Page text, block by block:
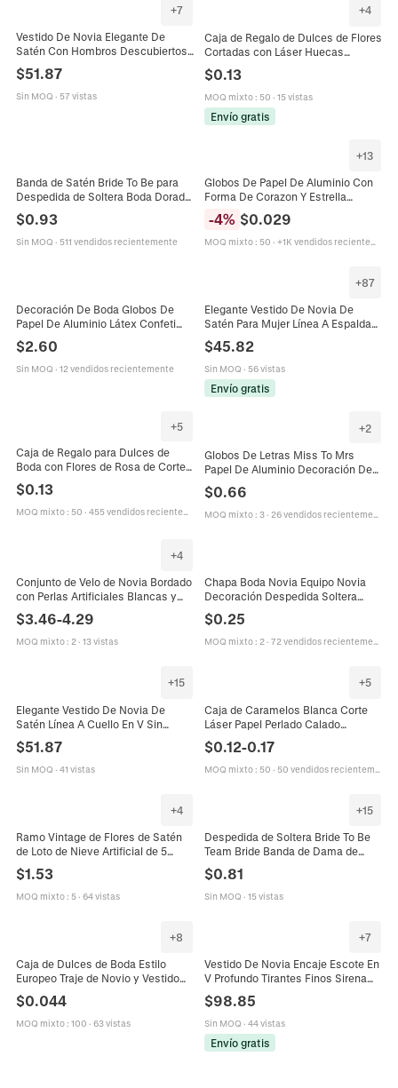
+7
Vestido De Novia Elegante De
Satén Con Hombros Descubiertos
Cuello En V Corte Sirena Vestido
Formal Para Mujer
$51.87
Sin MOQ · 57 vistas
+4
Caja de Regalo de Dulces de Flores
Cortadas con Láser Huecas
Caja de Favor de Fiesta de Boda
$0.13
MOQ mixto: 50 · 15 vistas
Envío gratis
Banda de Satén Bride To Be para
Despedida de Soltera Boda Dorado
Plateado Brillo Letras Banda Blanca
Accesorios
$0.93
Sin MOQ · 511 vendidos recientemente
+13
Globos De Papel De Aluminio Con
Forma De Corazon Y Estrella
Metalico Brillante Inflable
Cumpleaños Boda Decoracion
Fiesta
-4% $0.029
MOQ mixto: 50 · +1K vendidos recientemente
Decoración De Boda Globos De
Papel De Aluminio Látex Confeti
Happy Wedding Just Married
Pancarta Artículos De Fiesta
Románticos
$2.60
Sin MOQ · 12 vendidos recientemente
+87
Elegante Vestido De Novia De
Satén Para Mujer Línea A Espalda
Corsé Escote Corazón Tirantes
Anchos Midi Vestido De Fiesta
$45.82
Sin MOQ · 56 vistas
Envío gratis
+5
Caja de Regalo para Dulces de
Boda con Flores de Rosa de Corte
Láser de Papel Perlado Europeo con
Cinta para Fiesta de Aniversario
$0.13
MOQ mixto: 50 · 455 vendidos recientemente
+2
Globos De Letras Miss To Mrs
Papel De Aluminio Decoración De
Anillo Diamante Brillante
$0.66
MOQ mixto: 3· 26 vendidos recientemente
+4
Conjunto de Velo de Novia Bordado
con Perlas Artificiales Blancas y
Banda de Satén con Strass Bride
To Be para Decoraciones de Boda
$3.46-4.29
MOQ mixto: 2· 13 vistas
Chapa Boda Novia Equipo Novia
Decoración Despedida Soltera
Alfiler Hojalata Botón Redondo Flor
Anillo Accesorio
$0.25
MOQ mixto: 2· 72 vendidos recientemente
+15
Elegante Vestido De Novia De
Satén Línea A Cuello En V Sin
Tren Para Mujeres Boda Fiesta
Recepción Formal
$51.87
Sin MOQ · 41 vistas
+5
Caja de Caramelos Blanca Corte
Láser Papel Perlado Calado
Regalo Con Cinta
$0.12-0.17
MOQ mixto: 50 · 50 vendidos recientemente
+4
Ramo Vintage de Flores de Satén
de Loto de Nieve Artificial de 5
Cabezas para Decoración de
Bodas Accesorios de Fotos
$1.53
MOQ mixto: 5· 64 vistas
+15
Despedida de Soltera Bride To Be
Team Bride Banda de Dama de
Honor Satén Lámina Dorada
Impresa Boda Fiesta Cinturón de
Hombro Decoración
$0.81
Sin MOQ · 15 vistas
+8
Caja de Dulces de Boda Estilo
Europeo Traje de Novio y Vestido
de Novia Caja de Regalo Creativa
de Papel
$0.044
MOQ mixto: 100 · 63 vistas
+7
Vestido De Novia Encaje Escote En
V Profundo Tirantes Finos Sirena
Espalda Descubierta Playa
Bohemio Vestido Largo De Boda
Para Mujer Elegante
$98.85
Sin MOQ · 44 vistas
Envío gratis